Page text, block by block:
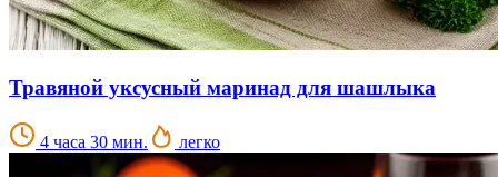
Травяной уксусный маринад для шашлыка
4 часа 30 мин. легко